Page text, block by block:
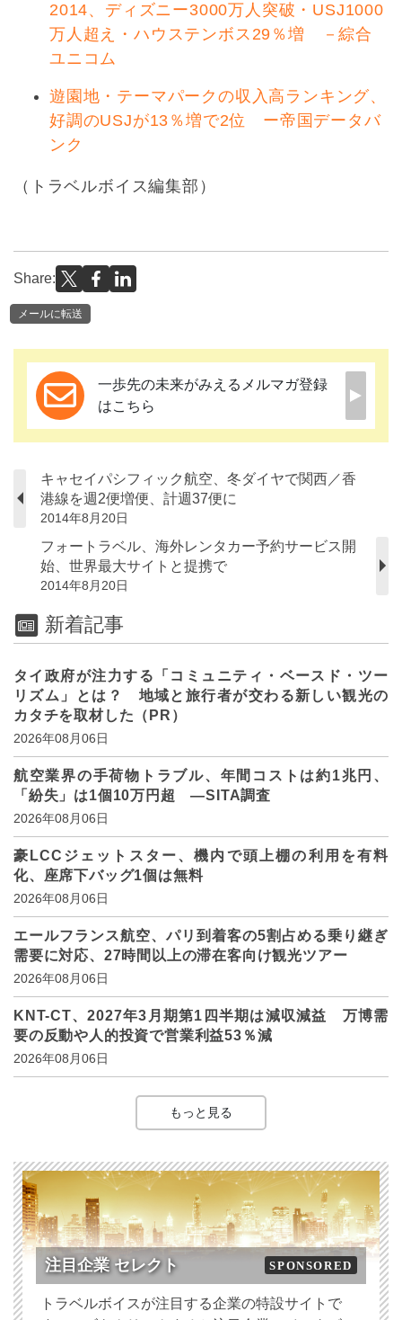
2014、ディズニー3000万人突破・USJ1000
万人超え・ハウステンボス29％増 －綜合
ユニコム
遊園地・テーマパークの収入高ランキング、
好調のUSJが13％増で2位 ー帝国データバ
ンク
（トラベルボイス編集部）
Share:
メールに転送
一歩先の未来がみえるメルマガ登録
はこちら
キャセイパシフィック航空、冬ダイヤで関西／香
港線を週2便増便、計週37便に
2014年8月20日
フォートラベル、海外レンタカー予約サービス開
始、世界最大サイトと提携で
2014年8月20日
新着記事
タイ政府が注力する「コミュニティ・ベースド・ツー
リズム」とは？ 地域と旅行者が交わる新しい観光の
カタチを取材した（PR）
2026年08月06日
航空業界の手荷物トラブル、年間コストは約1兆円、
「紛失」は1個10万円超 ―SITA調査
2026年08月06日
豪LCCジェットスター、機内で頭上棚の利用を有料
化、座席下バッグ1個は無料
2026年08月06日
エールフランス航空、パリ到着客の5割占める乗り継ぎ
需要に対応、27時間以上の滞在客向け観光ツアー
2026年08月06日
KNT-CT、2027年3月期第1四半期は減収減益 万博需
要の反動や人的投資で営業利益53％減
2026年08月06日
もっと見る
注目企業 セレクト SPONSORED
トラベルボイスが注目する企業の特設サイトで